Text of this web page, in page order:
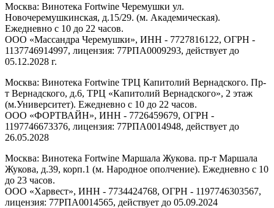
Москва: Винотека Fortwine Черемушки ул.
Новочеремушкинская, д.15/29. (м. Академическая).
Ежедневно с 10 до 22 часов.
ООО «Массандра Черемушки», ИНН - 7727816122, ОГРН -
1137746914997, лицензия: 77РПА0009293, действует до
05.12.2028 г.
Москва: Винотека Fortwine ТРЦ Капитолий Вернадского. Пр-
т Вернадского, д.6, ТРЦ «Капитолий Вернадского», 2 этаж
(м.Университет). Ежедневно с 10 до 22 часов.
ООО «ФОРТВАЙН», ИНН - 7726459679, ОГРН -
1197746673376, лицензия: 77РПА0014948, действует до
26.05.2028
Москва: Винотека Fortwine Маршала Жукова. пр-т Маршала
Жукова, д.39, корп.1 (м. Народное ополчение). Ежедневно с 10
до 23 часов.
ООО «Харвест», ИНН - 7734424768, ОГРН - 1197746303567,
лицензия: 77РПА0014565, действует до 05.09.2024